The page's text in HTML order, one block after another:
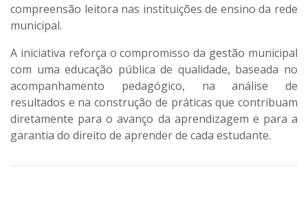
compreensão leitora nas instituições de ensino da rede
municipal.
A iniciativa reforça o compromisso da gestão municipal
com uma educação pública de qualidade, baseada no
acompanhamento pedagógico, na análise de
resultados e na construção de práticas que contribuam
diretamente para o avanço da aprendizagem e para a
garantia do direito de aprender de cada estudante.